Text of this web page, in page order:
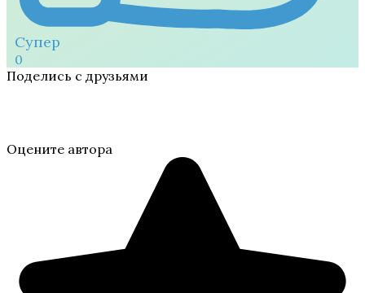
Супер
0
Поделись с друзьями
Оцените автора